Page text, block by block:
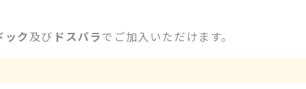
ック 及び ドスパラでご加入いただけます。